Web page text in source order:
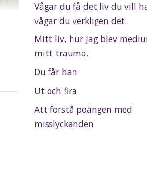
Vågar du få det liv du vill
vågar du verkligen det.
Mitt liv, hur jag blev
mitt trauma.
Du får han
Ut och fira
Att förstå poängen med
misslyckanden